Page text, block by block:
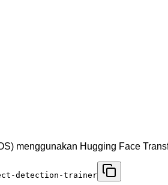
menggunakan Hugging Face
detection-trainer